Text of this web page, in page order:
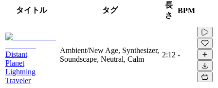
タイトル タグ
長
さ
BPM
Distant
Planet
Lightning
Traveler
Ambient/New Age, Synthesizer,
Soundscape, Neutral, Calm
2:12 -